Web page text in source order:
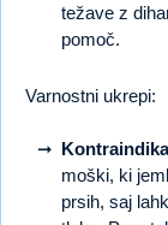
težave z
pomoč.
Varnostni ukrepi:
moški, ki
prsih, saj